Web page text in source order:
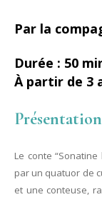
Par la
Durée : 50
À partir de 3
Présentation
Le conte
par un quatuor de
et une conteuse,